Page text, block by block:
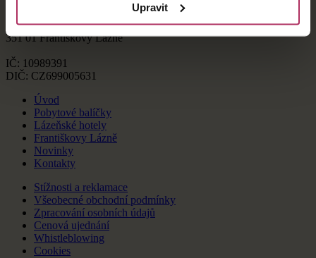
Upravit
©2020 - Františkovy Lázně AQUAFORUM a.s.
5. května 106/9
351 01 Františkovy Lázně
IČ: 10989391
DIČ: CZ699005631
Úvod
Pobytové balíčky
Lázeňské hotely
Františkovy Lázně
Novinky
Kontakty
Stížnosti a reklamace
Všeobecné obchodní podmínky
Zpracování osobních údajů
Cenová ujednání
Whistleblowing
Cookies